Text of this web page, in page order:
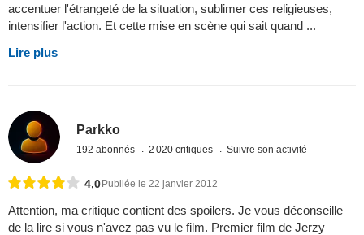
accentuer l'étrangeté de la situation, sublimer ces religieuses,
intensifier l'action. Et cette mise en scène qui sait quand ...
Lire plus
Parkko
192 abonnés 2 020 critiques Suivre son activité
4,0Publiée le 22 janvier 2012
Attention, ma critique contient des spoilers. Je vous déconseille
de la lire si vous n'avez pas vu le film. Premier film de Jerzy